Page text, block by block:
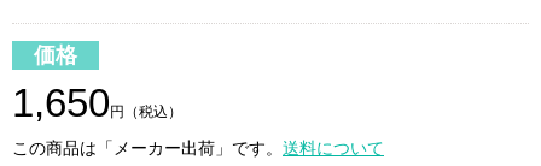
価格
1,650 円（税込）
この商品は「メーカー出荷」です。 送料について